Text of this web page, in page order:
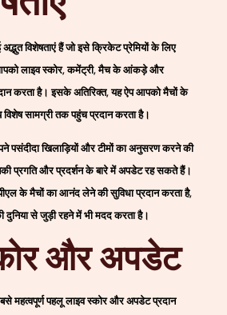
विशेषताएं हैं जो इसे क्रिकेट प्रेमियों के लिए
आपको लाइव स्कोर, कमेंट्री, मैच के आंकड़े और
करता है। इसके अतिरिक्त, यह ऐप आपको मैचों के
विशेष सामग्री तक पहुंच प्रदान करता है।
पसंदीदा खिलाड़ियों और टीमों का अनुसरण करने की
प्रगति और प्रदर्शन के बारे में अपडेट रह सकते हैं।
के मैचों का आनंद लेने की सुविधा प्रदान करता है,
से जुड़ी रहने में भी मदद करता है।
और अपडेट
महत्वपूर्ण पहलू लाइव स्कोर और अपडेट प्रदान